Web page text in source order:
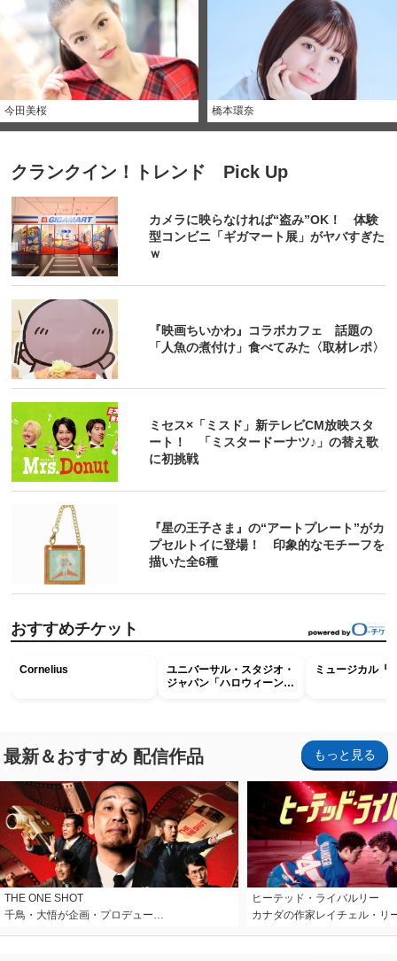
今田美桜 橋本環奈
クランクイン！トレンド Pick Up
カメラに映らなければ“盗み”OK！ 体験
型コンビニ「ギガマート展」がヤバすぎた
ｗ
『映画ちいかわ』コラボカフェ 話題の
「人魚の煮付け」食べてみた〈取材レポ〉
ミセス×「ミスド」新テレビCM放映スタ
ート！ 「ミスタードーナツ♪」の替え歌
に初挑戦
『星の王子さま』の“アートプレート”がカ
プセルトイに登場！ 印象的なモチーフを
描いた全6種
おすすめチケット
Cornelius
ユニバーサル・スタジオ・
ジャパン「ハロウィーン・
ミュージカル『
最新＆おすすめ 配信作品 もっと見る
THE ONE SHOT
千鳥・大悟が企画・プロデュー…
ヒーテッド・ライバルリー
カナダの作家レイチェル・リ